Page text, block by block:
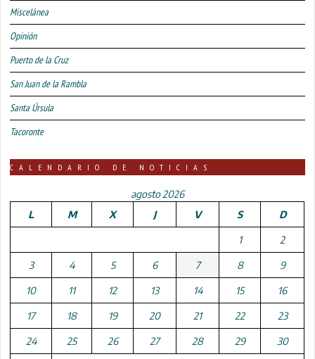
Miscelánea
Opinión
Puerto de la Cruz
San Juan de la Rambla
Santa Úrsula
Tacoronte
CALENDARIO DE NOTICIAS
agosto 2026
L
M X J V S D
1 2
3 4 5 6 7 8 9
10 11 12 13 14 15 16
17 18 19 20 21 22 23
24 25 26 27 28 29 30